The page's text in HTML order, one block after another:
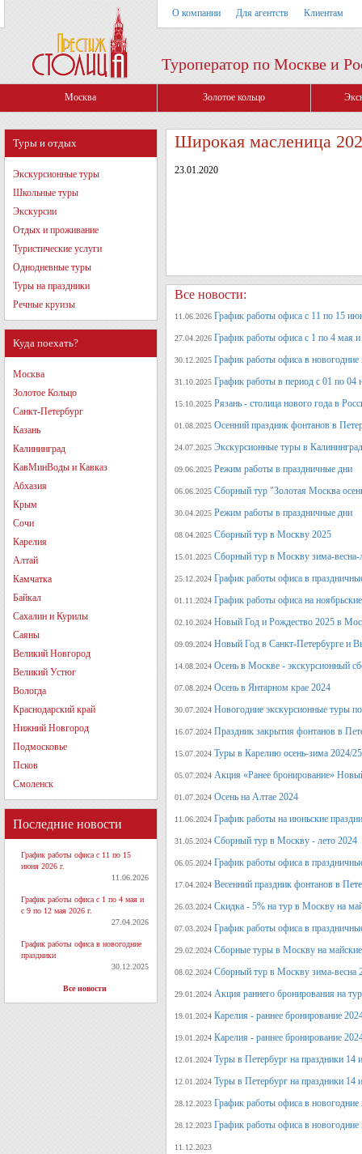
О компании Для агентств Клиентам
Туроператор по Москве и
Москва Золотое кольцо
Туры и отдых
Экскурсионные туры
Школьные туры
Экскурсии
Отдых и проживание
Туристические услуги
Однодневные туры
Туры на праздники
Речные круизы
Куда поехать?
Москва
Золотое Кольцо
Санкт-Петербург
Казань
Калининград
КавМинВоды и Кавказ
Абхазия
Крым
Сочи
Карелия
Алтай
Камчатка
Байкал
Сахалин и Курилы
Саяны
Великий Новгород
Великий Устюг
Вологда
Краснодарский край
Нижний Новгород
Подмосковье
Псков
Смоленск
Последние новости
График работы офиса с 11 по 15
июня 2026 г.
11.06.2026
График работы офиса с 1 по 4 мая и
с 9 по 12 мая 2026 г.
27.04.2026
График работы офиса в новогодние
праздники
30.12.2025
Все новости
Широкая масленица
23.01.2020
Все новости:
11.06.2026 График работы офиса с 11 по 15
27.04.2026 График работы офиса с 1 по 4 мая
30.12.2025 График работы офиса в новогодние
31.10.2025 График работы в период с 01 по 04
15.10.2025 Рязань - столица нового года в
01.08.2025 Осенний праздник фонтанов в
24.07.2025 Экскурсионные туры в
09.06.2025 Режим работы в праздничные дни
06.06.2025 Сборный тур "Золотая Москва
30.04.2025 Режим работы в праздничные дни
08.04.2025 Сборный тур в Москву 2025
15.01.2025 Сборный тур в Москву зима-весна-
25.12.2024 График работы офиса в
01.11.2024 График работы офиса на
02.10.2024 Новый Год и Рождество 2025 в
09.09.2024 Новый Год в Санкт-Петербурге и
14.08.2024 Осень в Москве - экскурсионный
07.08.2024 Осень в Янтарном крае 2024
30.07.2024 Новогодние экскурсионные туры
16.07.2024 Праздник закрытия фонтанов в
15.07.2024 Туры в Карелию осень-зима 2024/25
05.07.2024 Акция «Ранее бронирование»
01.07.2024 Осень на Алтае 2024
11.06.2024 График работы на июньские
31.05.2024 Сборный тур в Москву - лето 2024
06.05.2024 График работы офиса в
17.04.2024 Весенний праздник фонтанов в
26.03.2024 Скидка - 5% на тур в Москву на
07.03.2024 График работы офиса в
29.02.2024 Сборные туры в Москву на
08.02.2024 Сборный тур в Москву зима-весна
29.01.2024 Акция раннего бронирования на
19.01.2024 Карелия - раннее бронирование
19.01.2024 Карелия - раннее бронирование
12.01.2024 Туры в Петербург на праздники 14
12.01.2024 Туры в Петербург на праздники 14
28.12.2023 График работы офиса в новогодние
28.12.2023 График работы офиса в новогодние
11.12.2023